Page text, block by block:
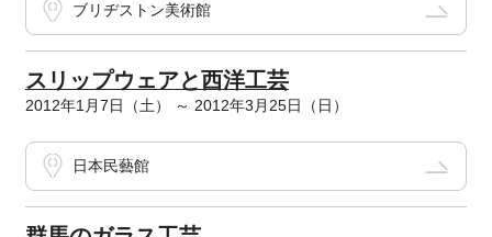
ブリヂストン美術館
スリップウェアと西洋工芸
2012年1月7日（土） ～ 2012年3月25日（日）
日本民藝館